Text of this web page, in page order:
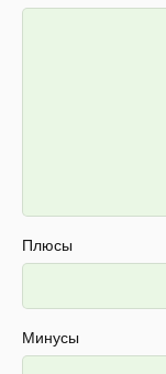
Плюсы
Минусы